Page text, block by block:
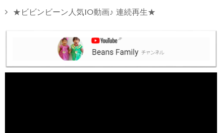
★ビビンビーン人気10動画♪ 連続再生★